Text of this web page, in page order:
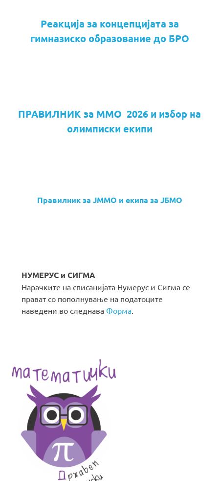
Реакција за концепцијата за
гимназиско образование до БРО
ПРАВИЛНИК за ММО 2026 и избор на
олимписки екипи
Правилник за ЈММО и екипа за ЈБМО
НУМЕРУС и СИГМА
Нарачките на списанијата Нумерус и Сигма се
прават со пополнување на податоците
наведени во следнава Форма.